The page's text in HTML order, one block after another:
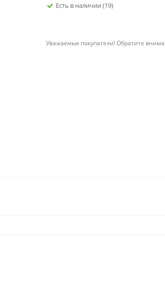
Есть в наличии (19)
Уважаемые покупатели! Обратите